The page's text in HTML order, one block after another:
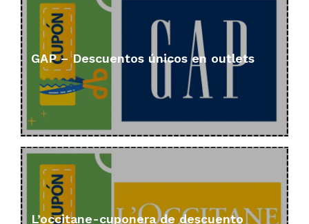
GAP – Descuentos únicos en outlets
L’occitane-cuponera de descuento